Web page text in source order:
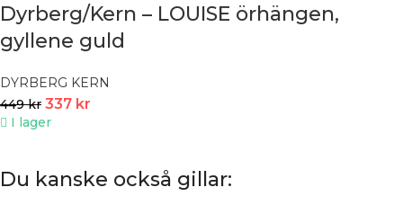
Dyrberg/Kern – LOUISE örhängen,
gyllene guld
DYRBERG KERN
449kr 337 kr
I lager
Du kanske också gillar: